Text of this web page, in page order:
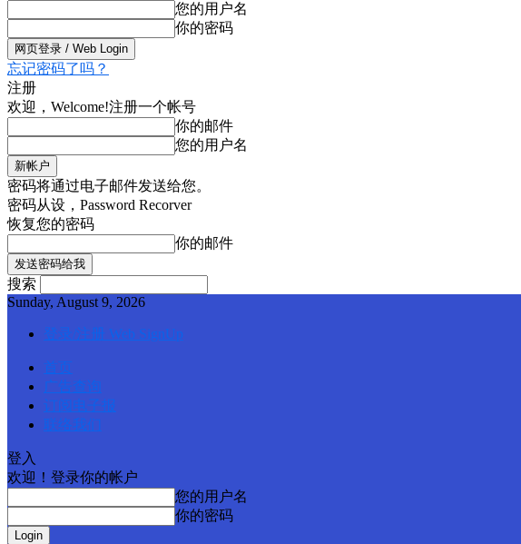
您的用户名
你的密码
忘记密码了吗？
注册
欢迎，Welcome!注册一个帐号
你的邮件
您的用户名
密码将通过电子邮件发送给您。
密码从设，Password Recorver
恢复您的密码
你的邮件
搜索
Sunday, August 9, 2026
登录/注册 Web SignUp
首页
广告查询
订阅电子报
联络我们
登入
欢迎！登录你的帐户
您的用户名
你的密码